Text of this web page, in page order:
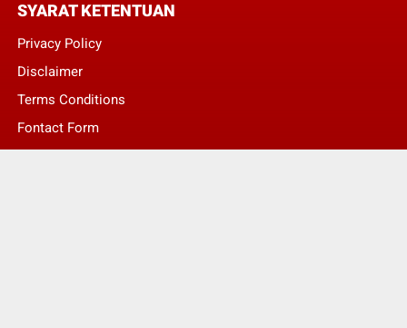
SYARAT KETENTUAN
Privacy Policy
Disclaimer
Terms Conditions
Fontact Form